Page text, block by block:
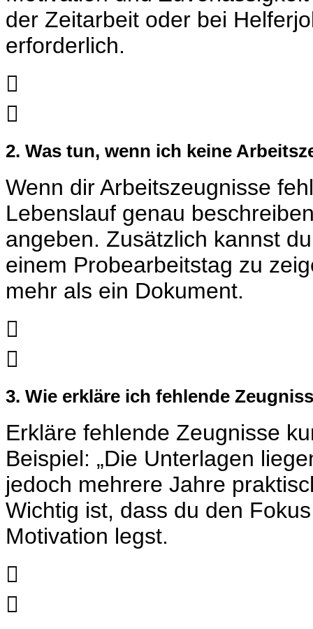
der Zeitarbeit oder bei
erforderlich.


2. Was tun, wenn ich keine
Wenn dir Arbeitszeugnisse
Lebenslauf genau
angeben. Zusätzlich kannst
einem Probearbeitstag zu
mehr als ein Dokument.


3. Wie erkläre ich fehlende
Erkläre fehlende Zeugnisse
Beispiel: „Die Unterlagen
jedoch mehrere Jahre
Wichtig ist, dass du den
Motivation legst.

